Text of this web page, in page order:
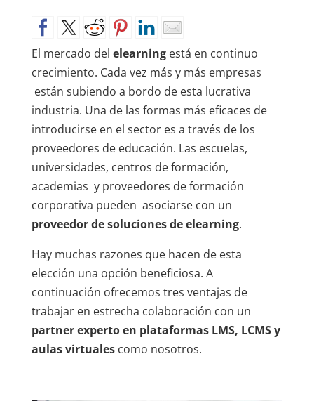
El mercado del elearningestá en continuo
crecimiento. Cada vez más y más empresas
están subiendo a bordo de esta lucrativa
industria. Una de las formas más eficaces de
introducirse en el sector es a través de los
proveedores de educación. Las escuelas,
universidades, centros de formación,
academias y proveedores de formación
corporativa pueden asociarse con un
proveedor de soluciones de elearning.
Hay muchas razones que hacen de esta
elección una opción beneficiosa. A
continuación ofrecemos tres ventajas de
trabajar en estrecha colaboración con un
partner experto en plataformas LMS, LCMS y
aulas virtualescomo nosotros.